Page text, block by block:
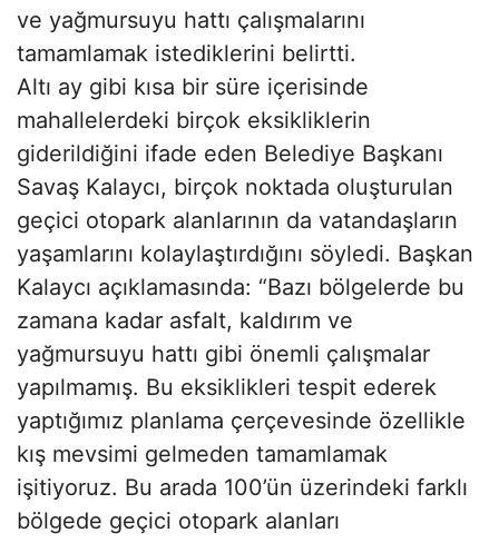
ve yağmursuyu hattı çalışmalarını
tamamlamak istediklerini belirtti.
Altı ay gibi kısa bir süre içerisinde
mahallelerdeki birçok eksikliklerin
giderildiğini ifade eden Belediye Başkanı
Savaş Kalaycı, birçok noktada oluşturulan
geçici otopark alanlarının da vatandaşların
yaşamlarını kolaylaştırdığını söyledi. Başkan
Kalaycı açıklamasında: “Bazı bölgelerde bu
zamana kadar asfalt, kaldırım ve
yağmursuyu hattı gibi önemli çalışmalar
yapılmamış. Bu eksiklikleri tespit ederek
yaptığımız planlama çerçevesinde özellikle
kış mevsimi gelmeden tamamlamak
işitiyoruz. Bu arada 100’ün üzerindeki farklı
bölgede geçici otopark alanları